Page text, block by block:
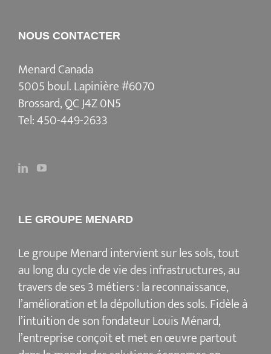
NOUS CONTACTER
Menard Canada
5005 boul. Lapinière #6070
Brossard, QC J4Z 0N5
Tel:450-449-2633
LE GROUPE MENARD
Le groupe Menard intervient sur les sols, tout
au long du cycle de vie des infrastructures, au
travers de ses 3 métiers : la reconnaissance,
l’amélioration et la dépollution des sols. Fidèle à
l’intuition de son fondateur Louis Ménard,
l’entreprise conçoit et met en œuvre partout